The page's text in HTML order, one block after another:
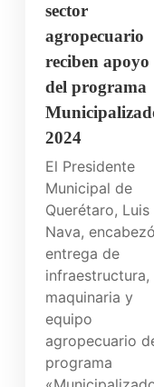
sector
agropecuario
reciben apoyo
del programa
2024
El Presidente
Municipal de
Querétaro, Luis
Nava,
entrega de
infraestructura,
maquinaria y
equipo
agropecuario
programa